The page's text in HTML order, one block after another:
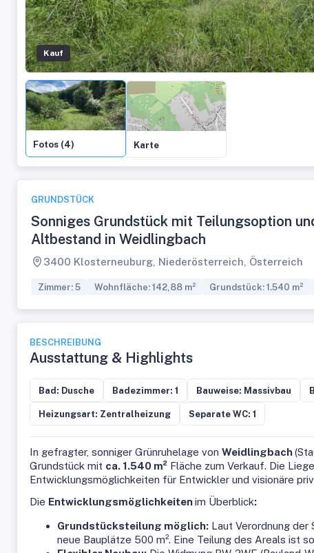
Kauf
Fotos (4) Karte
GRUNDSTÜCK
Sonniges Grundstück mit Teilungsoption
Altbestand in Weidlingbach
3400 Klosterneuburg, Niederösterreich, Österreich
Zimmer: 5 Wohnfläche: 142,88 m² Grundstück: 1.540 m²
BESCHREIBUNG
Ausstattung & Highlights
Bad: Dusche Badezimmer: 1 Bauweise: Massivbau
Heizungsart: Zentralheizung Separate WC: 1
In gefragter, sonniger Grünruhelage von Weidlingbach
Grundstück mit ca. 1.540 m² Fläche zum Verkauf. Die
Entwicklungsmöglichkeiten für Entwickler und visionäre
Die Entwicklungsmöglichkeitenim Überblick:
Grundstücksteilung möglich: Laut Verordnung
neue Bauplätze 500 m². Eine Teilung des Areals ist